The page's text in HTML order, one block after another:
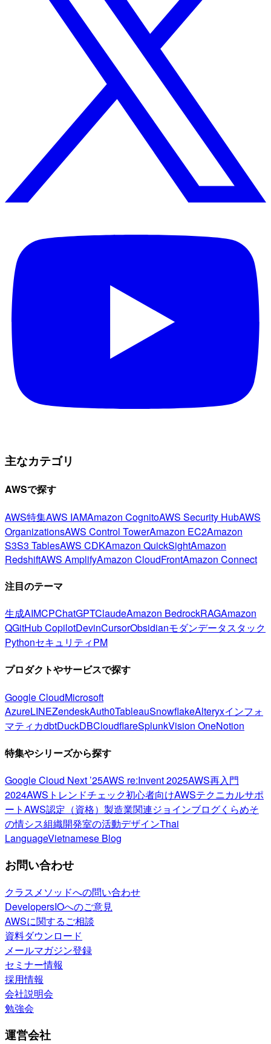
主なカテゴリ
AWSで探す
AWS特集AWS IAMAmazon CognitoAWS Security HubAWS
OrganizationsAWS Control TowerAmazon EC2Amazon
S3S3 TablesAWS CDKAmazon QuickSightAmazon
RedshiftAWS AmplifyAmazon CloudFrontAmazon Connect
注目のテーマ
生成AIMCPChatGPTClaudeAmazon BedrockRAGAmazon
QGitHub CopilotDevinCursorObsidianモダンデータスタック
PythonセキュリティPM
プロダクトやサービスで探す
Google CloudMicrosoft
AzureLINEZendeskAuth0TableauSnowflakeAlteryxインフォ
マティカdbtDuckDBCloudflareSplunkVision OneNotion
特集やシリーズから探す
Google Cloud Next ’25AWS re:Invent 2025AWS再入門
2024AWSトレンドチェック初心者向けAWSテクニカルサポ
ートAWS認定（資格） 製造業関連ジョインブログくらめそ
の情シス組織開発室の活動デザインThai
LanguageVietnamese Blog
お問い合わせ
クラスメソッドへの問い合わせ
DevelopersIOへのご意見
AWSに関するご相談
資料ダウンロード
メールマガジン登録
セミナー情報
採用情報
会社説明会
勉強会
運営会社